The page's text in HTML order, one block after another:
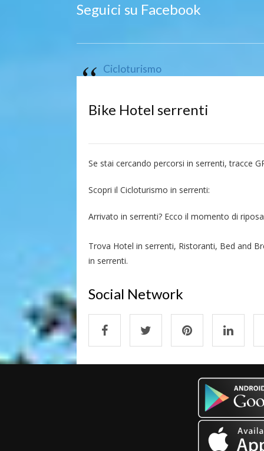
Seguici su Facebook
Cicloturismo
Bike Hotel serrenti
Se stai cercando percorsi in serrenti, tracce
Scopri il Cicloturismo in serrenti:
Arrivato in serrenti? Ecco il momento di
Trova Hotel in serrenti, Ristoranti, Bed and
in serrenti.
Social Network